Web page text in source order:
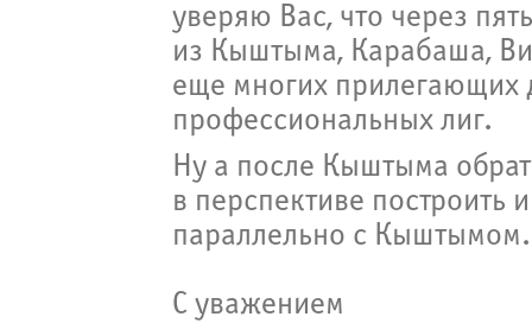
уверяю Вас, что через
из Кыштыма, Карабаша,
еще многих прилегающих
профессиональных лиг.
Ну а после Кыштыма
в перспективе построить
параллельно с Кыштымом.
С уважением